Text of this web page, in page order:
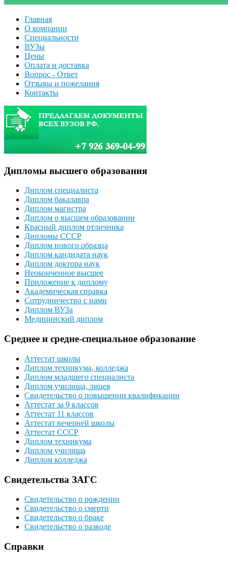
Главная
О компании
Специальности
ВУЗы
Цены
Оплата и доставка
Вопрос - Ответ
Отзывы и пожелания
Контакты
Дипломы высшего образования
Диплом специалиста
Диплом бакалавра
Диплом магистра
Диплом о высшем образовании
Красный диплом отличника
Дипломы СССР
Диплом нового образца
Диплом кандидата наук
Диплом доктора наук
Неоконченное высшее
Приложение к диплому
Академическая справка
Сотрудничество с нами
Диплом ВУЗа
Медицинский диплом
Среднее и средне-специальное образование
Аттестат школы
Диплом техникума, колледжа
Диплом младшего специалиста
Диплом училища, лицея
Свидетельство о повышении квалификации
Аттестат за 9 классов
Аттестат 11 классов
Аттестат вечерней школы
Аттестат СССР
Диплом техникума
Диплом училища
Диплом колледжа
Свидетельства ЗАГС
Свидетельство о рождении
Свидетельство о смерти
Свидетельство о браке
Свидетельство о разводе
Справки